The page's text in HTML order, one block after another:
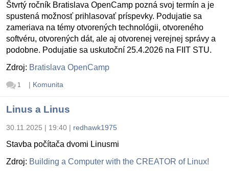
Štvrtý ročník Bratislava OpenCamp pozná svoj termín a je
spustená možnosť prihlasovať príspevky. Podujatie sa
zameriava na témy otvorených technológii, otvoreného
softvéru, otvorených dát, ale aj otvorenej verejnej správy a
podobne. Podujatie sa uskutoční 25.4.2026 na FIIT STU.
Zdroj: Bratislava OpenCamp
1 | Komunita
Linus a Linus
30.11.2025 | 19:40 | redhawk1975
Stavba počítača dvomi Linusmi
Zdroj: Building a Computer with the CREATOR of Linux!